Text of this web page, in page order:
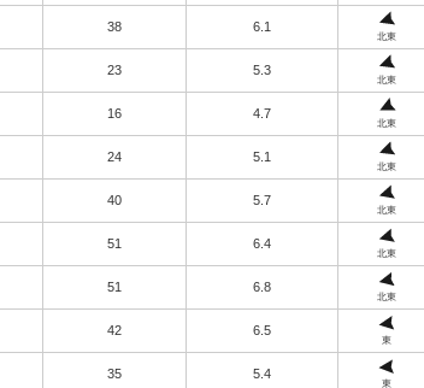
38 6.1
北東
23 5.3
北東
16 4.7
北東
24 5.1
北東
40 5.7
北東
51 6.4
北東
51 6.8
北東
42 6.5
東
35 5.4
東